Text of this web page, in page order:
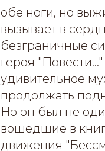
обе ноги, но
вызывает в
безграничные
героя
удивительное
продолжать
Но он был не
вошедшие в
движения